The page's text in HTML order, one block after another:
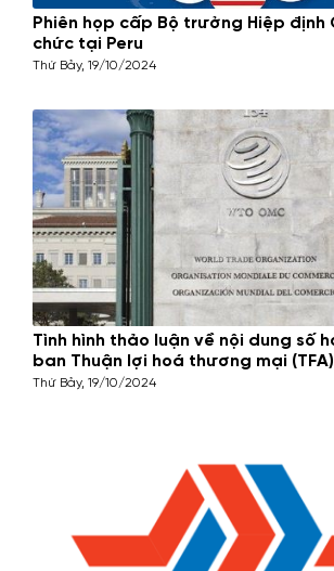
Phiên họp cấp Bộ trưởng Hiệp định
chức tại Peru
Thứ Bảy, 19/10/2024
Tình hình thảo luận về nội dung số
ban Thuận lợi hoá thương mại
Thứ Bảy, 19/10/2024